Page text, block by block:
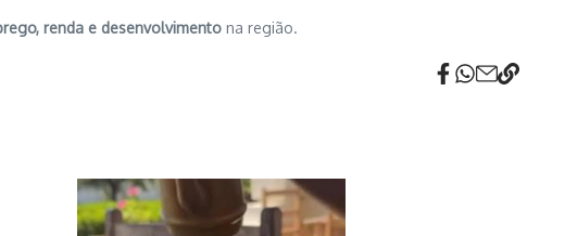
renda e desenvolvimento na região.